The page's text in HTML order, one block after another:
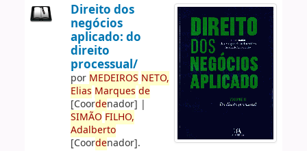
Direito dos
negócios
aplicado: do
direito
processual/
por MEDEIROS NETO,
Elias Marques de
[Coordenador] |
SIMÃO FILHO,
Adalberto
[Coordenador].